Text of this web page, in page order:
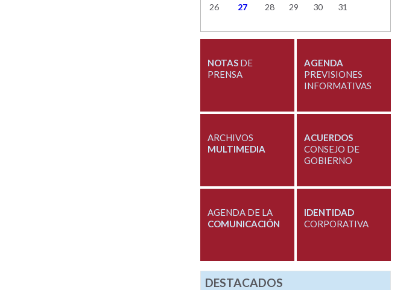
26 27 28 29 30 31
NOTASDE
PRENSA
AGENDA
PREVISIONES
INFORMATIVAS
ARCHIVOS
MULTIMEDIA
ACUERDOS
CONSEJO DE
GOBIERNO
AGENDA DE LA
COMUNICACIÓN
IDENTIDAD
CORPORATIVA
DESTACADOS